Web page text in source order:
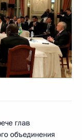
глав
объединения